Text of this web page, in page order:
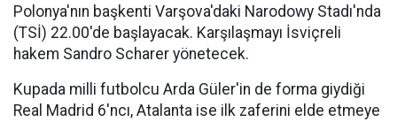
Polonya'nın başkenti Varşova'daki Narodowy Stadı'nda
(TSİ) 22.00'de başlayacak. Karşılaşmayı İsviçreli
hakem Sandro Scharer yönetecek.
Kupada milli futbolcu Arda Güler'in de forma giydiği
Real Madrid 6'ncı, Atalanta ise ilk zaferini elde etmeye